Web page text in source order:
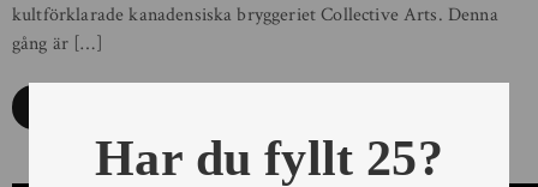
kultförklarade kanadensiska bryggeriet Collective Arts. Denna
gång är […]
Har du fyllt 25?